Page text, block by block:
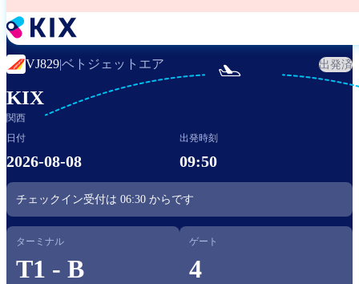
VJ829|ベトジェットエア 出発済
KIX
関西

日付
2026-08-08
出発時刻
09:50
チェックイン受付は 06:30 からです​
ターミナル
T1 - B
ゲート
4